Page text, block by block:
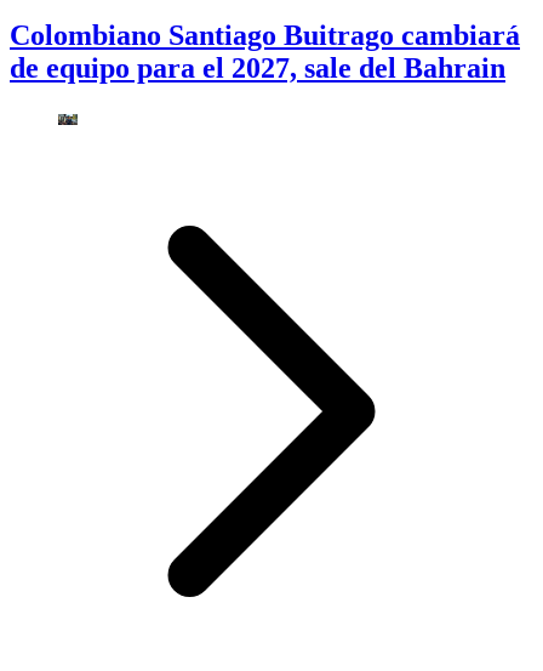
Colombiano Santiago Buitrago cambiará
de equipo para el 2027, sale del Bahrain